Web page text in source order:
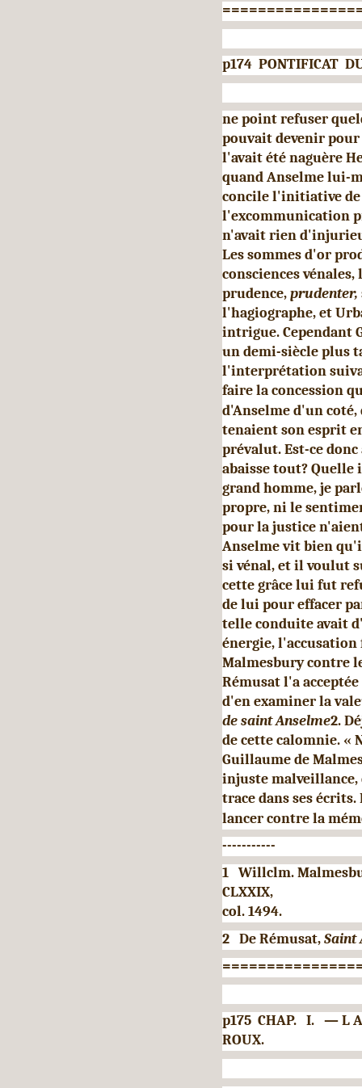
p174 PONTIFICAT
ne point refuser
pouvait deve­nir pour
l'avait été naguère
quand Anselme lui-
concile l'initiative de
l'excommunication
n'avait rien
Les sommes d'or
consciences
prudence,prudenter,
l'hagiographe, et
intrigue. Cependant
un demi-siècle plus
l'interprétation
faire la concession
d'Anselme d'un
tenaient son esprit
prévalut. Est-ce
abaisse tout?
grand homme, je
propre, ni le
pour la justice
Anselme vit bien
si vénal, et il voulut
cette grâce lui fut
de lui pour effacer
telle conduite avait
énergie,
Malmesbury contre
Rémusat l'a
d'en examiner la
de saint Anselme2.
de cette calomnie. «
Guillaume de
injuste
trace dans ses
lancer contre la
-----------
1 Willclm.
CLXXIX,
col. 1494.
2 De Rémusat,Saint
p175 CHAP. I. — L
ROUX.